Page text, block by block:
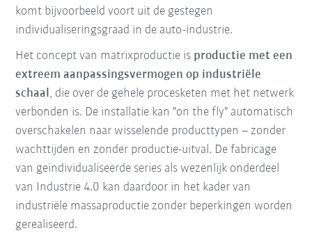
komt bijvoorbeeld voort uit de gestegen
individualiseringsgraad in de auto-industrie.
Het concept van matrixproductie is productie met een
extreem aanpassingsvermogen op industriële
schaal , die over de gehele procesketen met het netwerk
verbonden is. De installatie kan "on the fly" automatisch
overschakelen naar wisselende producttypen – zonder
wachttijden en zonder productie-uitval. De fabricage
van geïndividualiseerde series als wezenlijk onderdeel
van Industrie 4.0 kan daardoor in het kader van
industriële massaproductie zonder beperkingen worden
gerealiseerd.